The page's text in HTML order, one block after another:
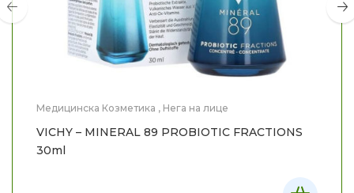
Медицинска Козметика , Нега на лице
VICHY – MINERAL 89 PROBIOTIC FRACTIONS
30ml